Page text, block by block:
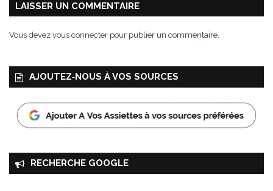
LAISSER UN COMMENTAIRE
Vous devez vous connecter pour publier un commentaire.
AJOUTEZ‑NOUS À VOS SOURCES
RECHERCHE GOOGLE